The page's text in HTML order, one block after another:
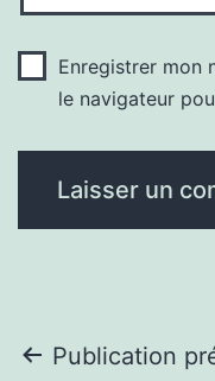
Enregistrer mon
le navigateur
Publication